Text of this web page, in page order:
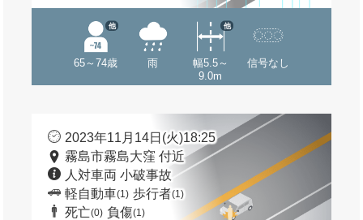
65～74歳
他
雨
幅5.5～
9.0m
他
信号なし
2023年11月14日(火)18:25
霧島市霧島大窪 付近
人対車両 小破事故
軽自動車(1) 歩行者(1)
死亡(0) 負傷(1)